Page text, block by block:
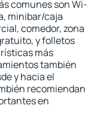
comunes son Wi-
minibar/caja
comedor, zona
y folletos
más
también
y hacia el
recomiendan
en